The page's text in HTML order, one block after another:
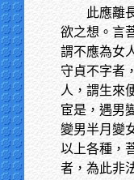
此應離
欲之想。言
謂不應為女
守貞不字者
人，謂生來
宦是，遇男
變男半月變
以上各種，
者，為此非